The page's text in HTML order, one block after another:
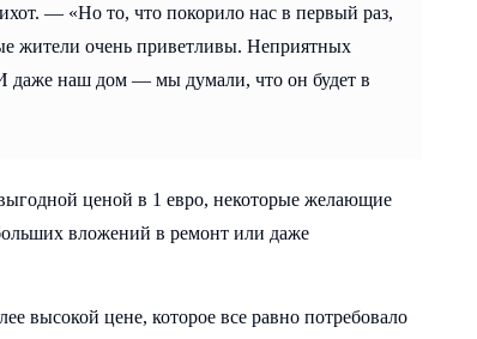
— «Но то, что покорило нас в первый раз,
жители очень приветливы. Неприятных
наш дом — мы думали, что он будет в
ценой в 1 евро, некоторые желающие
вложений в ремонт или даже
высокой цене, которое все равно потребовало